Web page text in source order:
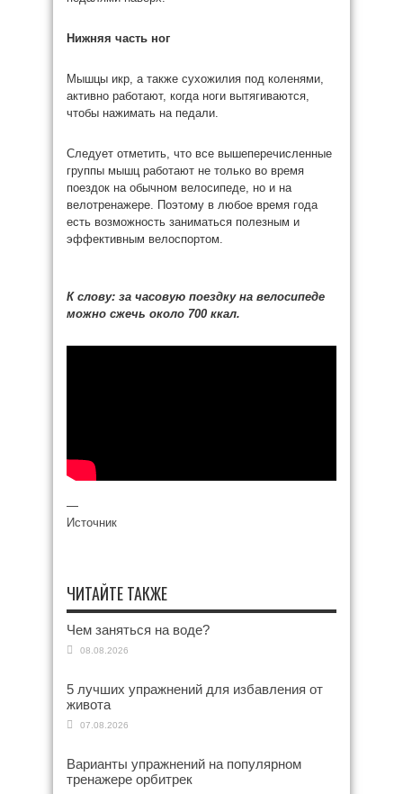
Нижняя часть ног
Мышцы икр, а также сухожилия под коленями,
активно работают, когда ноги вытягиваются,
чтобы нажимать на педали.
Следует отметить, что все вышеперечисленные
группы мышц работают не только во время
поездок на обычном велосипеде, но и на
велотренажере. Поэтому в любое время года
есть возможность заниматься полезным и
эффективным велоспортом.
К слову: за часовую поездку на велосипеде
можно сжечь около 700 ккал.
—
Источник
ЧИТАЙТЕ ТАКЖЕ
Чем заняться на воде?
08.08.2026
5 лучших упражнений для избавления от
живота
07.08.2026
Варианты упражнений на популярном
тренажере орбитрек